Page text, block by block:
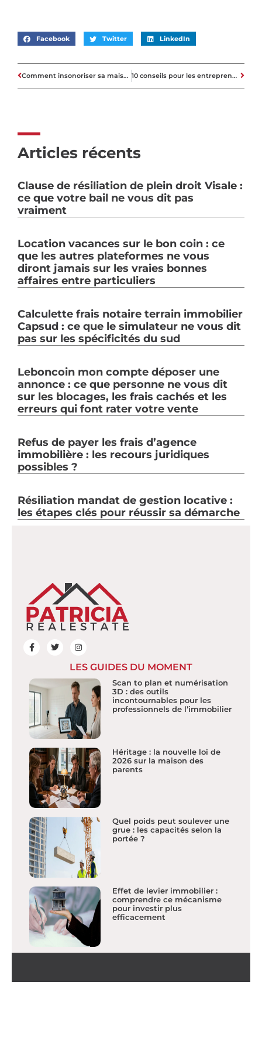
Facebook Twitter LinkedIn
Comment insonoriser sa maison 10 conseils pour les entrepreneurs qui investissent dans l’immobilier
Articles récents
Clause de résiliation de plein droit Visale :
ce que votre bail ne vous dit pas
vraiment
Location vacances sur le bon coin : ce
que les autres plateformes ne vous
diront jamais sur les vraies bonnes
affaires entre particuliers
Calculette frais notaire terrain immobilier
Capsud : ce que le simulateur ne vous dit
pas sur les spécificités du sud
Leboncoin mon compte déposer une
annonce : ce que personne ne vous dit
sur les blocages, les frais cachés et les
erreurs qui font rater votre vente
Refus de payer les frais d’agence
immobilière : les recours juridiques
possibles ?
Résiliation mandat de gestion locative :
les étapes clés pour réussir sa démarche
LES GUIDES DU MOMENT
Scan to plan et numérisation
3D : des outils
incontournables pour les
professionnels de l’immobilier
Héritage : la nouvelle loi de
2026 sur la maison des
parents
Quel poids peut soulever une
grue : les capacités selon la
portée ?
Effet de levier immobilier :
comprendre ce mécanisme
pour investir plus
efficacement